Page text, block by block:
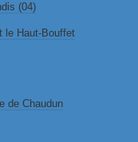
(04)
le Haut-Bouffet
de Chaudun